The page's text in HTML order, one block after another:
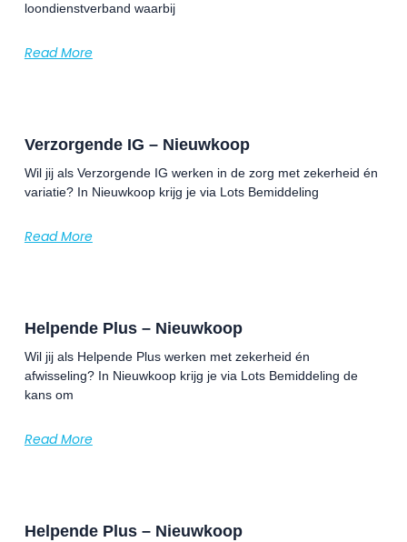
loondienstverband waarbij
Read More
Verzorgende IG – Nieuwkoop
Wil jij als Verzorgende IG werken in de zorg met zekerheid én
variatie? In Nieuwkoop krijg je via Lots Bemiddeling
Read More
Helpende Plus – Nieuwkoop
Wil jij als Helpende Plus werken met zekerheid én
afwisseling? In Nieuwkoop krijg je via Lots Bemiddeling de
kans om
Read More
Helpende Plus – Nieuwkoop